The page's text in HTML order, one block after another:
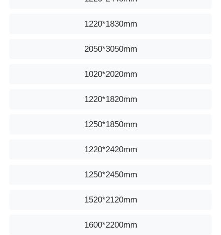
1220*1830mm
2050*3050mm
1020*2020mm
1220*1820mm
1250*1850mm
1220*2420mm
1250*2450mm
1520*2120mm
1600*2200mm